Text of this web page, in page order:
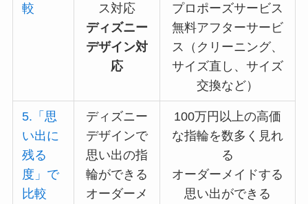
較
ス対応
ディズニー
デザイン対
応
プロポーズサービス
無料アフターサービ
ス（クリーニング、
サイズ直し、サイズ
交換など）
5.「思
い出に
残る
度」で
比較
ディズニー
デザインで
思い出の指
輪ができる
オーダーメ
100万円以上の高価
な指輪を数多く見れ
る
オーダーメイドする
思い出ができる